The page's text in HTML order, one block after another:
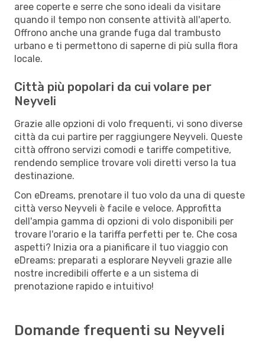
aree coperte e serre che sono ideali da visitare
quando il tempo non consente attività all'aperto.
Offrono anche una grande fuga dal trambusto
urbano e ti permettono di saperne di più sulla flora
locale.
Città più popolari da cui volare per
Neyveli
Grazie alle opzioni di volo frequenti, vi sono diverse
città da cui partire per raggiungere Neyveli. Queste
città offrono servizi comodi e tariffe competitive,
rendendo semplice trovare voli diretti verso la tua
destinazione.
Con eDreams, prenotare il tuo volo da una di queste
città verso Neyveli è facile e veloce. Approfitta
dell'ampia gamma di opzioni di volo disponibili per
trovare l'orario e la tariffa perfetti per te. Che cosa
aspetti? Inizia ora a pianificare il tuo viaggio con
eDreams: preparati a esplorare Neyveli grazie alle
nostre incredibili offerte e a un sistema di
prenotazione rapido e intuitivo!
Domande frequenti su Neyveli